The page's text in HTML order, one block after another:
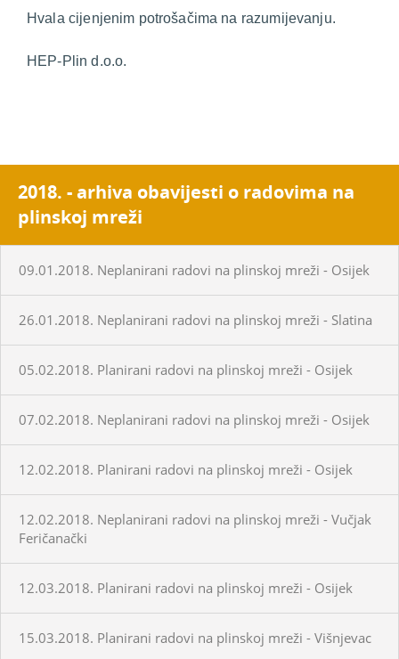
Hvala cijenjenim potrošačima na razumijevanju.
HEP-Plin d.o.o.
2018. - arhiva obavijesti o radovima na
plinskoj mreži
09.01.2018. Neplanirani radovi na plinskoj mreži - Osijek
26.01.2018. Neplanirani radovi na plinskoj mreži - Slatina
05.02.2018. Planirani radovi na plinskoj mreži - Osijek
07.02.2018. Neplanirani radovi na plinskoj mreži - Osijek
12.02.2018. Planirani radovi na plinskoj mreži - Osijek
12.02.2018. Neplanirani radovi na plinskoj mreži - Vučjak
Feričanački
12.03.2018. Planirani radovi na plinskoj mreži - Osijek
15.03.2018. Planirani radovi na plinskoj mreži - Višnjevac